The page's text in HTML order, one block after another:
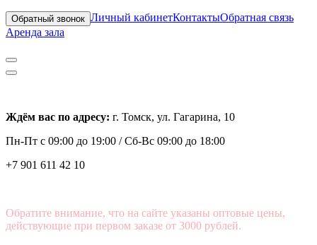
Обратный звонок Личный кабинетКонтактыОбратная связь
Аренда зала
Ждём вас по адресу: г. Томск, ул. Гагарина, 10
Пн-Пт с 09:00 до 19:00 /Сб-Вс 09:00 до 18:00
+7 901 611 42 10
Обратите внимание, что на сайте указаны оптовые цены,
действующие при первом заказе от 3000 рублей.